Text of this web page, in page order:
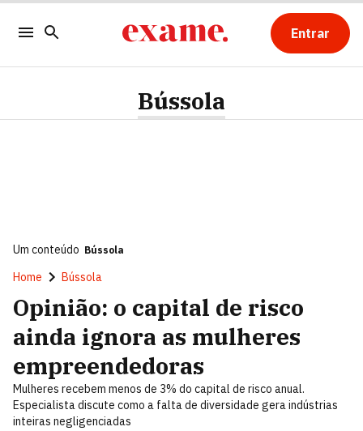
Entrar
Bússola
Um conteúdo Bússola
Home Bússola
Opinião: o capital de risco
ainda ignora as mulheres
empreendedoras
Mulheres recebem menos de 3% do capital de risco anual.
Especialista discute como a falta de diversidade gera indústrias
inteiras negligenciadas